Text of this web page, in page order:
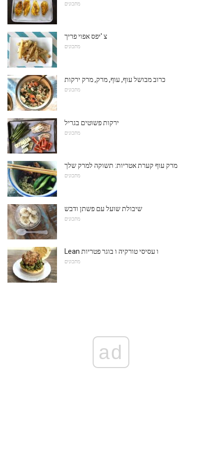
מתכונים
צ 'יפס אפוי פריך
מתכונים
כרוב מבושל עוף, עוף, מרק, מרק ירקות
מתכונים
ירקות פשוטים בגריל
מתכונים
מרק עוף קערת אטריות: תשוקה למרק שלך
מתכונים
שיבולת שועל עם פשתן ודבש
מתכונים
Lean ו עסיסי טורקיה ו בוגר פטריות
מתכונים
ad